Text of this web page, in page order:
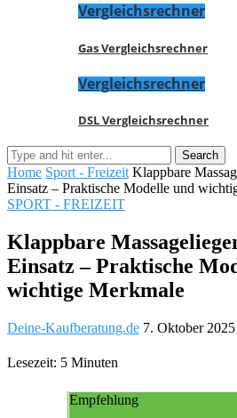
Vergleichsrechner
Gas Vergleichsrechner
Vergleichsrechner
DSL Vergleichsrechner
Home Sport - Freizeit Klappbare
Einsatz – Praktische Modelle und
SPORT - FREIZEIT
Klappbare
Einsatz – Praktische
wichtige Merkmale
Deine-Kaufberatung.de 7. Oktober 2025
Lesezeit: 5 Minuten
Empfehlung